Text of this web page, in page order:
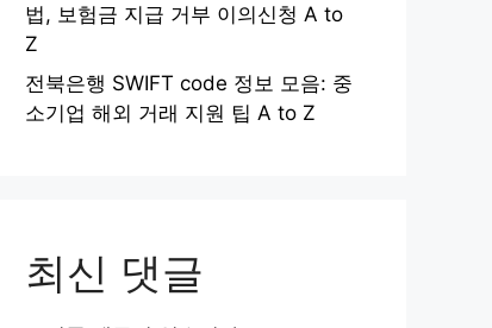
법, 보험금 지급 거부 이의신청 A to
Z
전북은행 SWIFT code 정보 모음: 중
소기업 해외 거래 지원 팁 A to Z
최신 댓글